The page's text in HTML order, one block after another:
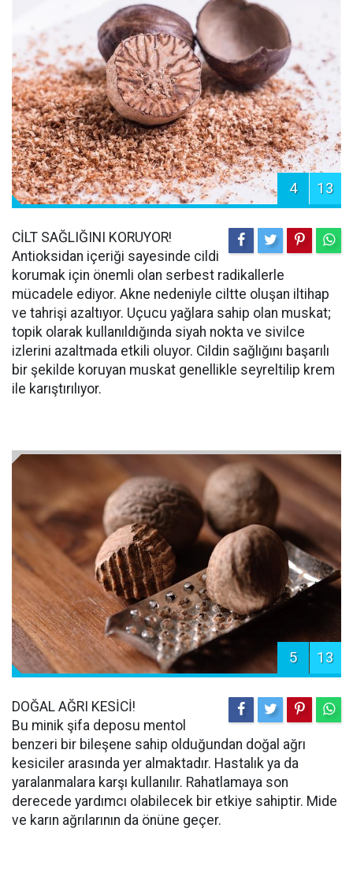
4 13
CİLT SAĞLIĞINI KORUYOR!
Antioksidan içeriği sayesinde cildi
korumak için önemli olan serbest radikallerle
mücadele ediyor. Akne nedeniyle ciltte oluşan iltihap
ve tahrişi azaltıyor. Uçucu yağlara sahip olan muskat;
topik olarak kullanıldığında siyah nokta ve sivilce
izlerini azaltmada etkili oluyor. Cildin sağlığını başarılı
bir şekilde koruyan muskat genellikle seyreltilip krem
ile karıştırılıyor.
5 13
DOĞAL AĞRI KESİCİ!
Bu minik şifa deposu mentol
benzeri bir bileşene sahip olduğundan doğal ağrı
kesiciler arasında yer almaktadır. Hastalık ya da
yaralanmalara karşı kullanılır. Rahatlamaya son
derecede yardımcı olabilecek bir etkiye sahiptir. Mide
ve karın ağrılarının da önüne geçer.